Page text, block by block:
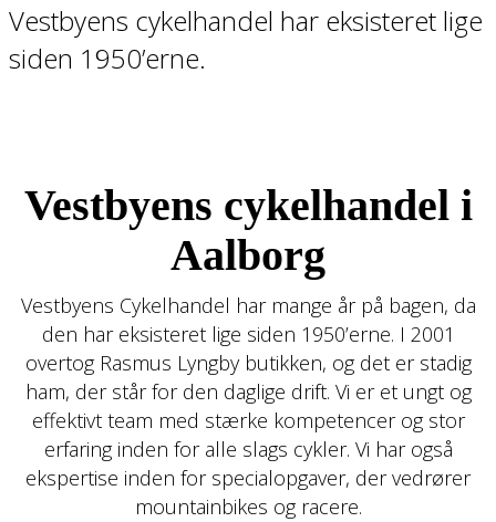
Vestbyens cykelhandel har eksisteret lige
siden 1950’erne.
Vestbyens cykelhandel i
Aalborg
Vestbyens Cykelhandel har mange år på bagen, da
den har eksisteret lige siden 1950’erne. I 2001
overtog Rasmus Lyngby butikken, og det er stadig
ham, der står for den daglige drift. Vi er et ungt og
effektivt team med stærke kompetencer og stor
erfaring inden for alle slags cykler. Vi har også
ekspertise inden for specialopgaver, der vedrører
mountainbikes og racere.